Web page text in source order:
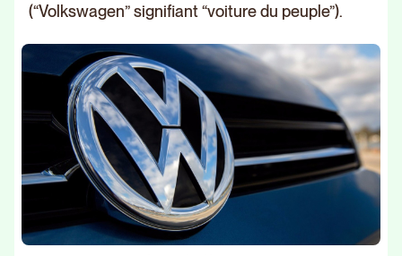
(“Volkswagen” signifiant “voiture du peuple”).